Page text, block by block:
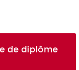
de diplôme